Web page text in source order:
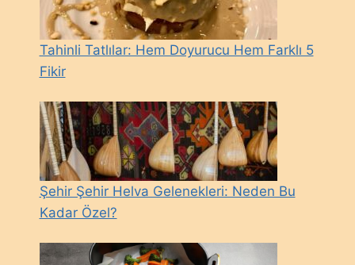
Tahinli Tatlılar: Hem Doyurucu Hem Farklı 5
Fikir
Şehir Şehir Helva Gelenekleri: Neden Bu
Kadar Özel?